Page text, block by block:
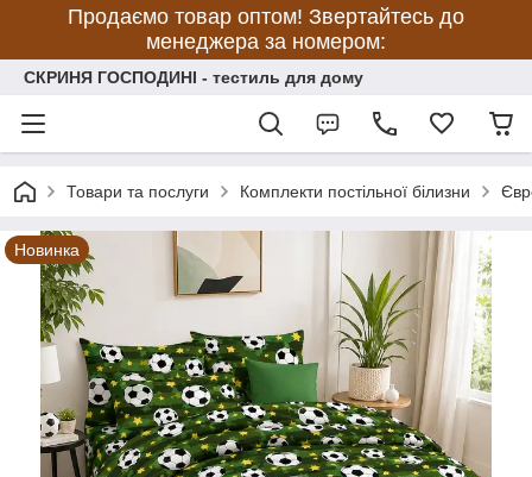
Продаємо товар оптом! Звертайтесь до
менеджера за номером:
СКРИНЯ ГОСПОДИНІ - тестиль для дому
Товари та послуги Комплекти постільної білизни
Новинка